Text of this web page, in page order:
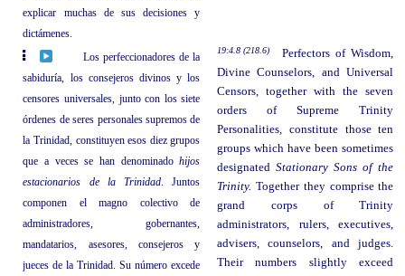
explicar muchas de sus decisiones y
dictámenes.
Los perfeccionadores de la
sabiduría, los consejeros divinos y los
censores universales, junto con los siete
órdenes de seres personales supremos de
la Trinidad, constituyen esos diez grupos
que a veces se han denominadohijos
estacionarios de la Trinidad. Juntos
componen el magno colectivo de
administradores, gobernantes,
mandatarios, asesores, consejeros y
jueces de la Trinidad. Su número excede
19:4.8 (218.6)
Perfectors of Wisdom,
Divine Counselors, and Universal
Censors, together with the seven
orders of Supreme Trinity
Personalities, constitute those ten
groups which have been sometimes
designated Stationary Sons of the
Trinity. Together they comprise the
grand corps of Trinity
administrators, rulers, executives,
advisers, counselors, and judges.
Their numbers slightly exceed